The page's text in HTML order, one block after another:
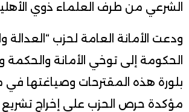
الشرعي من طرف العلماء ذوي
ودعت الأمانة العامة لحزب “العدالة
الحكومة إلى توخي الأمانة والحكمة
بلورة هذه المقترحات وصياغتها في
مؤكدة حرص الحزب على إخراج تشريع